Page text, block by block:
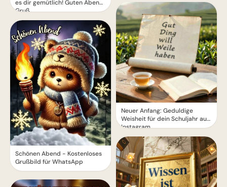
es dir gemütlich! Guten Abend
Gruß
Schönen Abend - Kostenloses
Grußbild für WhatsApp
Neuer Anfang: Geduldige
Weisheit für dein Schuljahr auf
Instagram.